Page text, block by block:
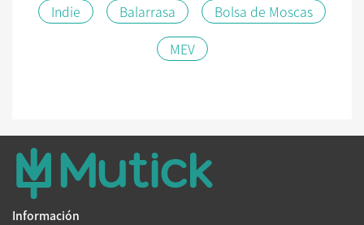
Indie Balarrasa
Bolsa de Moscas
MEV
Información